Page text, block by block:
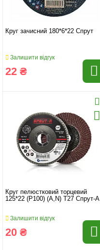
Круг зачисний 180*6*22 Спрут
Залишити відгук
22 ₴
Круг пелюстковий торцевий
125*22 (P100) (A,N) T27 Спрут-А
Залишити відгук
20 ₴